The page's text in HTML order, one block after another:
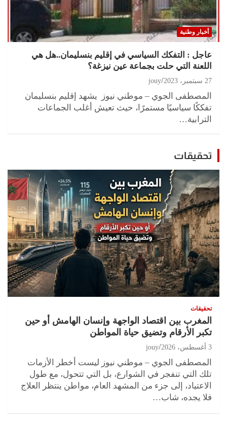
أخبار وطنية
عاجل : التفكك السياسي في إقليم بنسليمان..هل هي
اللعنة التي حلت بجماعة عين نيزغة؟
27 سبتمبر، 2023 jouy
المصطفى الجوي – موطني نيوز يشهد إقليم بنسليمان
تفككًا سياسيًا مستمرًا، حيث تعيش أغلب الجماعات
الترابية…
تحقيقات
تحقيقات
المغرب بين اقتصاد الواجهة وإنسان الهامش أو حين
تكبر الأرقام وتضيق حياة المواطن
3 أغسطس، 2026 jouy
المصطفى الجوي – موطني نيوز ليست أخطر الأزمات
تلك التي تنفجر في الشوارع، بل التي تتحول، مع طول
الاعتياد، إلى جزء من المشهد العام، مواطن ينتظر العلاج
فلا يجده، شاب…